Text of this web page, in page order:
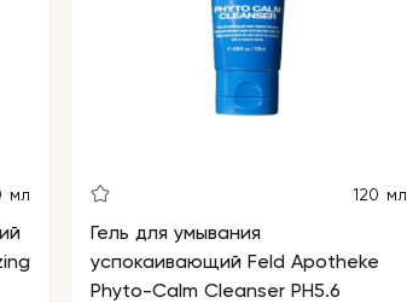
мл 120 мл
Гель для умывания
успокаивающий Feld Apotheke
Phyto-Calm Cleanser PH5.6